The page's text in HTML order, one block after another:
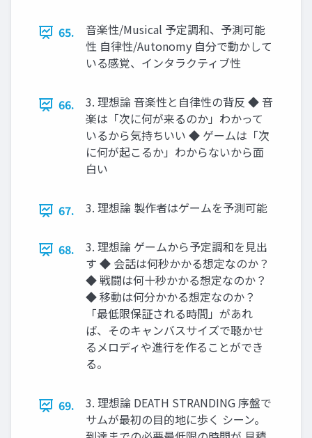
65.
音楽性/Musical 予定調和、予測可能
性 自律性/Autonomy 自分で動かして
いる感覚、インタラクティブ性
66.
3. 理想論 音楽性と自律性の背反 ◆ 音
楽は「次に何が来るのか」わかって
いるから気持ちいい ◆ ゲームは「次
に何が起こるか」わからないから面
白い
67. 3. 理想論 製作者はゲームを予測可能
68.
3. 理想論 ゲームから予定調和を見出
す ◆ 会話は何秒かかる想定なのか？
◆ 戦闘は何十秒かかる想定なのか？
◆ 移動は何分かかる想定なのか？
「最低限保証される時間」があれ
ば、そのキャンバスサイズで聴かせ
るメロディや進行を作ることができ
る。
69.
3. 理想論 DEATH STRANDING 序盤で
サムが最初の目的地に歩く シーン。